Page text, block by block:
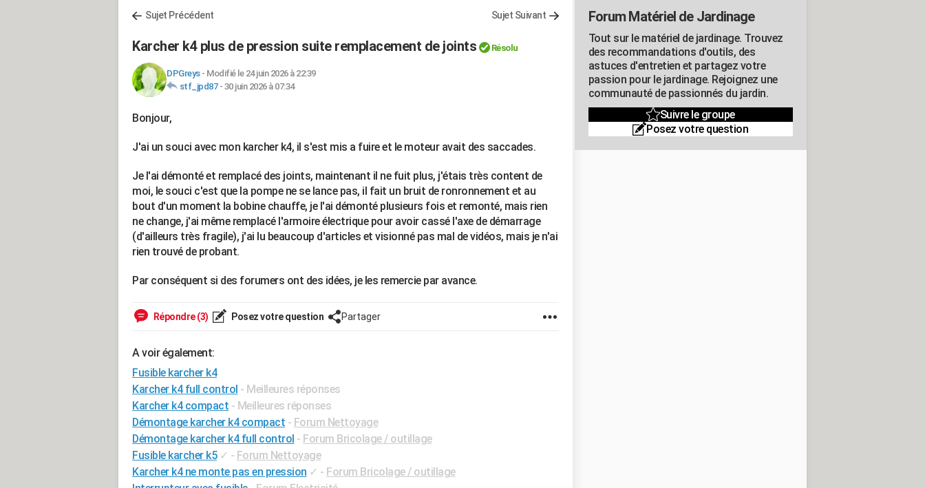
Sujet Précédent Sujet Suivant
Karcher k4 plus de pression suite remplacement de joints Résolu
DPGreys- Modifié le 24 juin 2026 à 22:39
stf_jpd87- 30 juin 2026 à 07:34
Bonjour,
J'ai un souci avec mon karcher k4, il s'est mis a fuire et le moteur avait des saccades.
Je l'ai démonté et remplacé des joints, maintenant il ne fuit plus, j'étais très content de
moi, le souci c'est que la pompe ne se lance pas, il fait un bruit de ronronnement et au
bout d'un moment la bobine chauffe, je l'ai démonté plusieurs fois et remonté, mais rien
ne change, j'ai même remplacé l'armoire électrique pour avoir cassé l'axe de démarrage
(d'ailleurs très fragile), j'ai lu beaucoup d'articles et visionné pas mal de vidéos, mais je n'ai
rien trouvé de probant.
Par conséquent si des forumers ont des idées, je les remercie par avance.
Répondre (3) Posez votre question Partager
A voir également:
Fusible karcher k4
Karcher k4 full control - Meilleures réponses
Karcher k4 compact - Meilleures réponses
Démontage karcher k4 compact - Forum Nettoyage
Démontage karcher k4 full control - Forum Bricolage / outillage
Fusible karcher k5 ✓ - Forum Nettoyage
Karcher k4 ne monte pas en pression ✓ - Forum Bricolage / outillage
Forum Matériel de Jardinage
Tout sur le matériel de jardinage. Trouvez
des recommandations d'outils, des
astuces d'entretien et partagez votre
passion pour le jardinage. Rejoignez une
communauté de passionnés du jardin.
Suivre le groupe
Posez votre question